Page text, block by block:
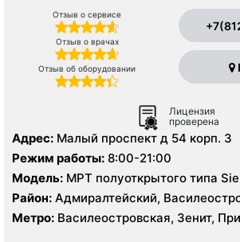
Отзыв о сервисе
Отзыв о врачах
Отзыв об оборудовании
Лицензия
проверена
Адрес: Малый проспект д 54 корп. 3
Режим работы: 8:00-21:00
Модель: МРТ полуоткрытого типа
Тесла, УЗИ
Район: Адмиралтейский,
Петроградский, Центральный
Метро: Василеостровская, Зенит,